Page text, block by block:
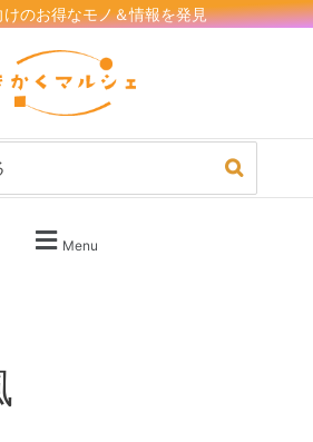
のお得なモノ＆情報を発見
Menu